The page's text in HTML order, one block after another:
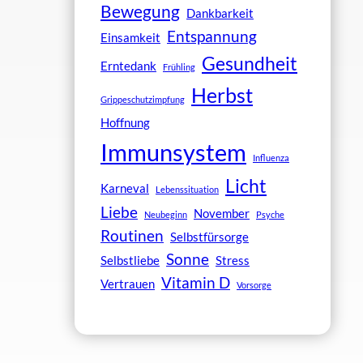
Bewegung Dankbarkeit
Einsamkeit Entspannung
Erntedank Frühling Gesundheit
Grippeschutzimpfung Herbst
Hoffnung
Immunsystem Influenza
Karneval Lebenssituation Licht
Liebe Neubeginn November Psyche
Routinen Selbstfürsorge
Selbstliebe Sonne Stress
Vertrauen Vitamin D Vorsorge